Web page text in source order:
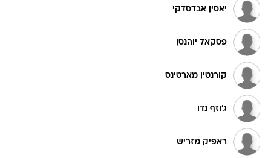
יאסין אבדסדקי
פסקאל יוהנסן
קורנטין מארטינס
ג'וזף נדו
ראפיק מזריש